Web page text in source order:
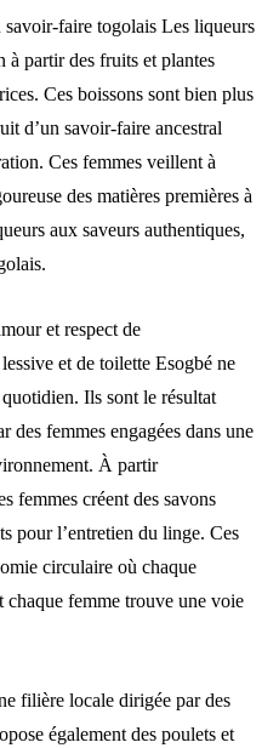
faire togolais Les liqueurs
à partir des fruits et plantes
Ces boissons sont bien plus
d’un savoir-faire ancestral
Ces femmes veillent à
des matières premières à
aux saveurs authentiques,
et respect de
et de toilette Esogbé ne
Ils sont le résultat
des femmes engagées dans une
À partir
femmes créent des savons
pour l’entretien du linge. Ces
circulaire où chaque
chaque femme trouve une voie
filière locale dirigée par des
également des poulets et